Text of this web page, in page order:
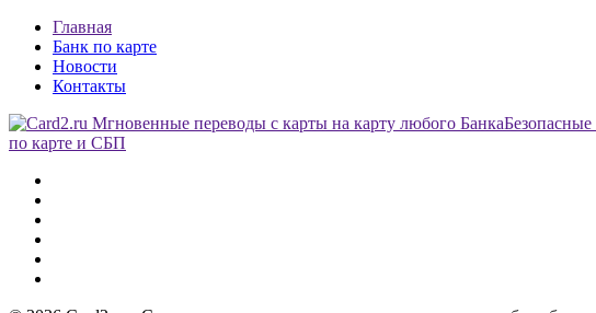
Главная
Банк по карте
Новости
Контакты
по карте и СБП